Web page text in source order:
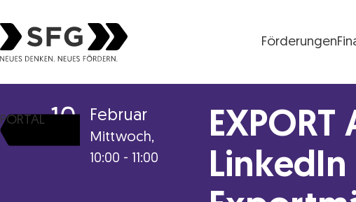
Förderungen
PORTAL 10 Februar
Mittwoch,
10:00 - 11:00